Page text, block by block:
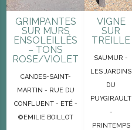
GRIMPANTES
SUR MURS
ENSOLEILLÉS
– TONS
ROSE/VIOLET
CANDES-SAINT-
MARTIN - RUE DU
CONFLUENT - ETÉ -
©EMILIE BOILLOT
VIGNE
SUR
TREILLE
SAUMUR -
LES JARDINS
DU
PUYGIRAULT
-
PRINTEMPS